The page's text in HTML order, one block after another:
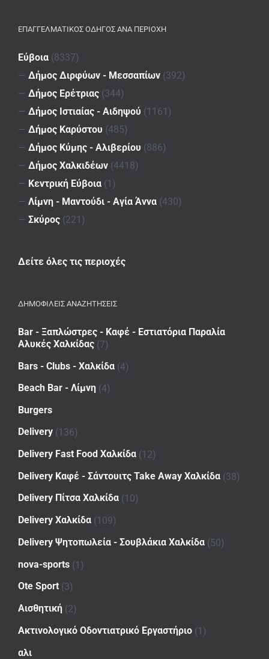
ΕΠΑΓΓΕΛΜΑΤΙΚΌΣ ΟΔΗΓΌΣ ΑΝΆ ΠΕΡΙΟΧΉ
Εύβοια (8337)
— Δήμος Διρφύων - Μεσσαπίων (392)
— Δήμος Ερέτριας (344)
— Δήμος Ιστιαίας - Αιδηψού (1161)
— Δήμος Καρύστου (485)
— Δήμος Κύμης - Αλιβερίου (886)
— Δήμος Χαλκιδέων (4418)
— Κεντρική Εύβοια (1)
— Λίμνη - Μαντούδι - Αγία Άννα (430)
— Σκύρος (221)
Δείτε όλες τις περιοχές
ΔΗΜΟΦΙΛΕΙΣ ΑΝΑΖΗΤΗΣΕΙΣ
Bar - Ξαπλώστρες - Καφέ - Εστιατόρια Παραλία
Αλυκές Χαλκίδας (7)
Bars - Clubs - Χαλκίδα (4)
Beach Bar - Λίμνη (4)
Burgers
Delivery (136)
Delivery Fast Food Χαλκίδα (12)
Delivery Καφέ - Σάντουιτς Take Away Χαλκίδα (38)
Delivery Πίτσα Χαλκίδα (10)
Delivery Χαλκίδα (109)
Delivery Ψητοπωλεία - Σουβλάκια Χαλκίδα (50)
nova-sports (1)
Ote Sport (3)
Αισθητική (2)
Ακτινολογικό Οδοντιατρικό Εργαστήριο (1)
αλι